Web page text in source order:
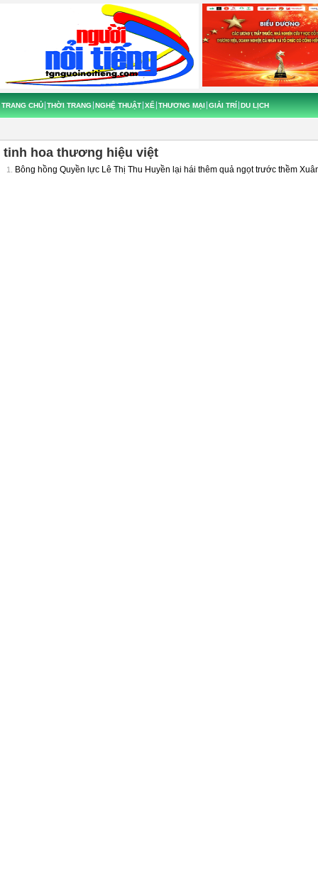
TRANG CHỦ THỜI TRANG NGHỆ THUẬT XẾ THƯƠNG MẠI GIẢI TRÍ DU LỊCH
tinh hoa thương hiệu việt
1. Bông hồng Quyền lực Lê Thị Thu Huyền lại hái thêm quả ngọt trước thềm